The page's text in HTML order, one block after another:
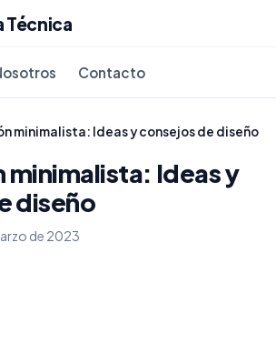
Contacto
minimalista: Ideas y consejos de diseño
minimalista: Ideas y
diseño
de 2023